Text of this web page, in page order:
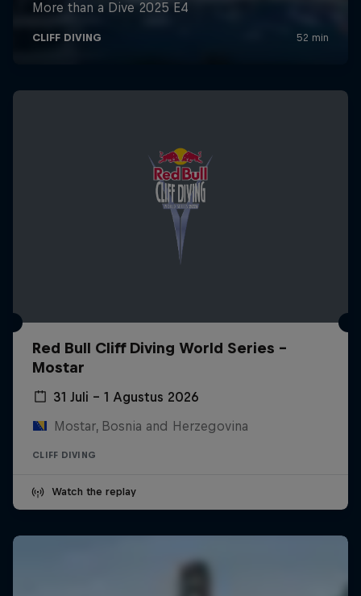
Red Bull Cliff Diving World Series -
Mostar
31 Juli – 1 Agustus 2026
Mostar, Bosnia and Herzegovina
CLIFF DIVING
Watch the replay